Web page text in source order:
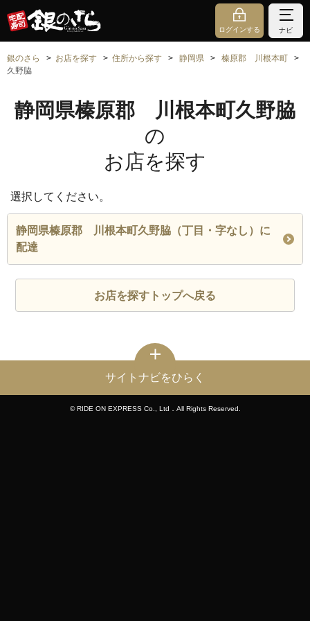
ログインする ナビ
銀のさら お店を探す 住所から探す 静岡県
榛原郡 川根本町
久野脇
静岡県榛原郡 川根本町久野脇
の
お店を探す
選択してください。
静岡県榛原郡 川根本町久野脇（丁目・字なし）に
配達
お店を探すトップへ戻る
サイトナビをひらく
© RIDE ON EXPRESS Co., Ltd．All Rights Reserved.